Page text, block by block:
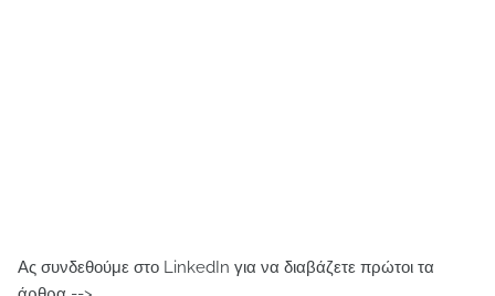
Ας συνδεθούμε στο LinkedIn για να διαβάζετε πρώτοι τα